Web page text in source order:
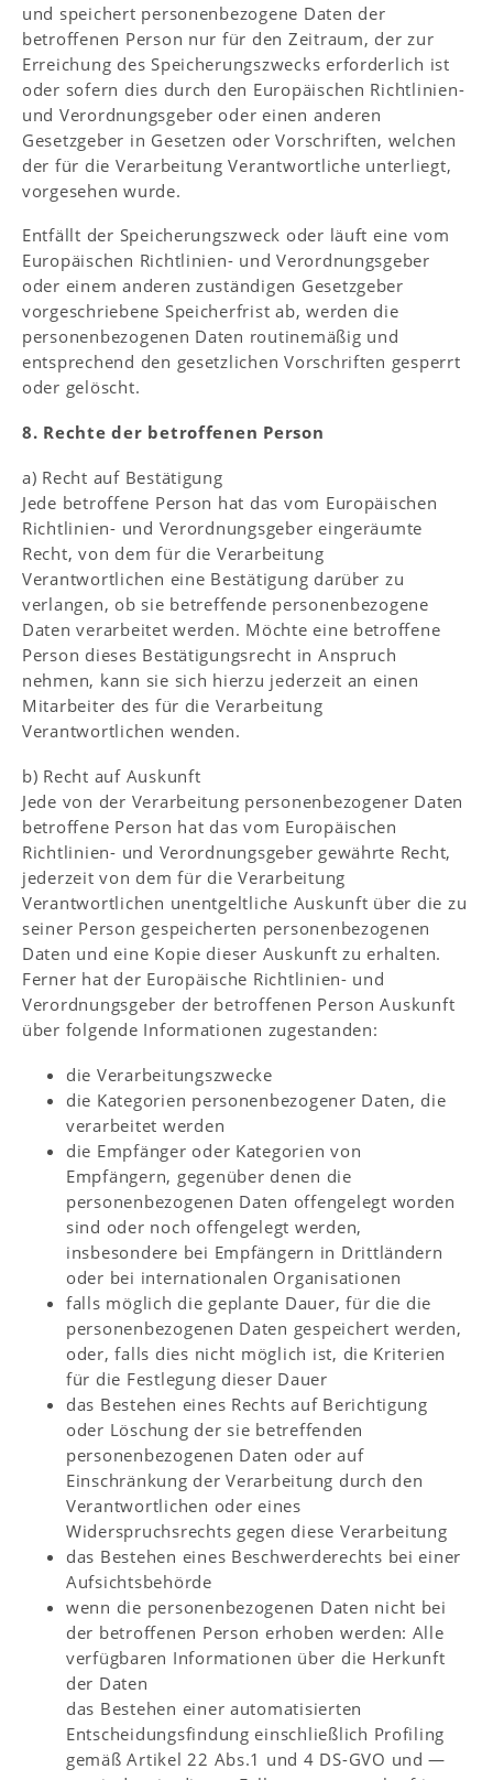
und speichert personenbezogene Daten der
betroffenen Person nur für den Zeitraum, der zur
Erreichung des Speicherungszwecks erforderlich ist
oder sofern dies durch den Europäischen Richtlinien-
und Verordnungsgeber oder einen anderen
Gesetzgeber in Gesetzen oder Vorschriften, welchen
der für die Verarbeitung Verantwortliche unterliegt,
vorgesehen wurde.
Entfällt der Speicherungszweck oder läuft eine vom
Europäischen Richtlinien- und Verordnungsgeber
oder einem anderen zuständigen Gesetzgeber
vorgeschriebene Speicherfrist ab, werden die
personenbezogenen Daten routinemäßig und
entsprechend den gesetzlichen Vorschriften gesperrt
oder gelöscht.
8. Rechte der betroffenen Person
a) Recht auf Bestätigung
Jede betroffene Person hat das vom Europäischen
Richtlinien- und Verordnungsgeber eingeräumte
Recht, von dem für die Verarbeitung
Verantwortlichen eine Bestätigung darüber zu
verlangen, ob sie betreffende personenbezogene
Daten verarbeitet werden. Möchte eine betroffene
Person dieses Bestätigungsrecht in Anspruch
nehmen, kann sie sich hierzu jederzeit an einen
Mitarbeiter des für die Verarbeitung
Verantwortlichen wenden.
b) Recht auf Auskunft
Jede von der Verarbeitung personenbezogener Daten
betroffene Person hat das vom Europäischen
Richtlinien- und Verordnungsgeber gewährte Recht,
jederzeit von dem für die Verarbeitung
Verantwortlichen unentgeltliche Auskunft über die zu
seiner Person gespeicherten personenbezogenen
Daten und eine Kopie dieser Auskunft zu erhalten.
Ferner hat der Europäische Richtlinien- und
Verordnungsgeber der betroffenen Person Auskunft
über folgende Informationen zugestanden:
die Verarbeitungszwecke
die Kategorien personenbezogener Daten, die
verarbeitet werden
die Empfänger oder Kategorien von
Empfängern, gegenüber denen die
personenbezogenen Daten offengelegt worden
sind oder noch offengelegt werden,
insbesondere bei Empfängern in Drittländern
oder bei internationalen Organisationen
falls möglich die geplante Dauer, für die die
personenbezogenen Daten gespeichert werden,
oder, falls dies nicht möglich ist, die Kriterien
für die Festlegung dieser Dauer
das Bestehen eines Rechts auf Berichtigung
oder Löschung der sie betreffenden
personenbezogenen Daten oder auf
Einschränkung der Verarbeitung durch den
Verantwortlichen oder eines
Widerspruchsrechts gegen diese Verarbeitung
das Bestehen eines Beschwerderechts bei einer
Aufsichtsbehörde
wenn die personenbezogenen Daten nicht bei
der betroffenen Person erhoben werden: Alle
verfügbaren Informationen über die Herkunft
der Daten
das Bestehen einer automatisierten
Entscheidungsfindung einschließlich Profiling
gemäß Artikel 22 Abs.1 und 4 DS-GVO und —